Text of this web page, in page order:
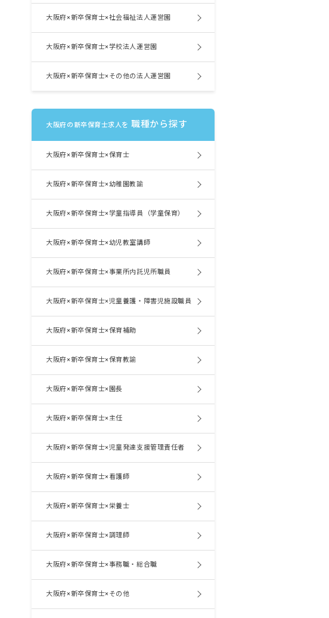
大阪府×新卒保育士×社会福祉法人運営園
大阪府×新卒保育士×学校法人運営園
大阪府×新卒保育士×その他の法人運営園
大阪府の新卒保育士求人を 職種から探す
大阪府×新卒保育士×保育士
大阪府×新卒保育士×幼稚園教諭
大阪府×新卒保育士×学童指導員（学童保育）
大阪府×新卒保育士×幼児教室講師
大阪府×新卒保育士×事業所内託児所職員
大阪府×新卒保育士×児童養護・障害児施設職員
大阪府×新卒保育士×保育補助
大阪府×新卒保育士×保育教諭
大阪府×新卒保育士×園長
大阪府×新卒保育士×主任
大阪府×新卒保育士×児童発達支援管理責任者
大阪府×新卒保育士×看護師
大阪府×新卒保育士×栄養士
大阪府×新卒保育士×調理師
大阪府×新卒保育士×事務職・総合職
大阪府×新卒保育士×その他